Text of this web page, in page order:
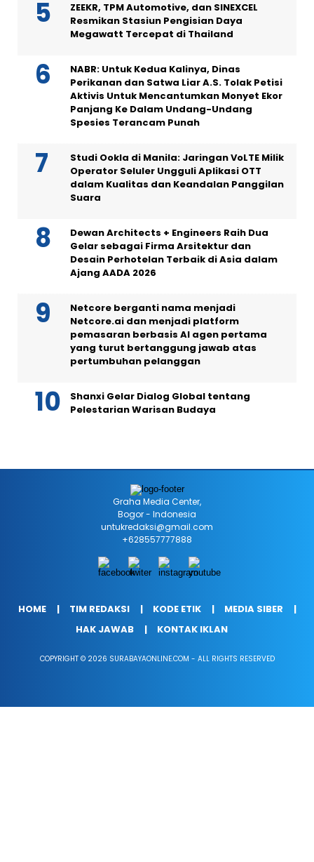
ZEEKR, TPM Automotive, dan SINEXCEL
Resmikan Stasiun Pengisian Daya
Megawatt Tercepat di Thailand
NABR: Untuk Kedua Kalinya, Dinas
Perikanan dan Satwa Liar A.S. Tolak Petisi
Aktivis Untuk Mencantumkan Monyet Ekor
Panjang Ke Dalam Undang-Undang
Spesies Terancam Punah
Studi Ookla di Manila: Jaringan VoLTE Milik
Operator Seluler Ungguli Aplikasi OTT
dalam Kualitas dan Keandalan Panggilan
Suara
Dewan Architects + Engineers Raih Dua
Gelar sebagai Firma Arsitektur dan
Desain Perhotelan Terbaik di Asia dalam
Ajang AADA 2026
Netcore berganti nama menjadi
Netcore.ai dan menjadi platform
pemasaran berbasis AI agen pertama
yang turut bertanggung jawab atas
pertumbuhan pelanggan
Shanxi Gelar Dialog Global tentang
Pelestarian Warisan Budaya
Graha Media Center,
Bogor - Indonesia
untukredaksi@gmail.com
+628557777888
HOME TIM REDAKSI KODE ETIK
MEDIA SIBER
HAK JAWAB
KONTAK IKLAN
COPYRIGHT © 2026 SURABAYAONLINE.COM - ALL RIGHTS RESERVED